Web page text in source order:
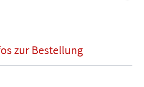
zur Bestellung